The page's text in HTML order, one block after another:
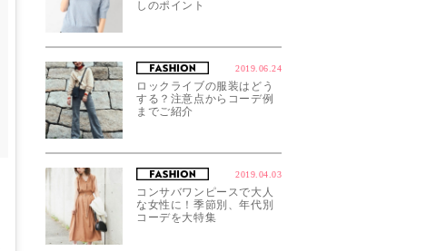
しのポイント
2019.06.24
ロックライブの服装はどう
する？注意点からコーデ例
までご紹介
2019.04.03
コンサバワンピースで大人
な女性に！季節別、年代別
コーデを大特集